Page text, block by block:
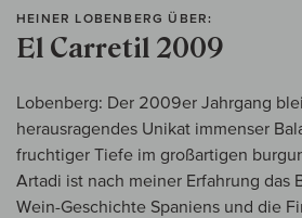
HEINER LOBENBERG ÜBER:
El Carretil 2009
Lobenberg: Der 2009er Jahrgang
herausragendes Unikat immenser
fruchtiger Tiefe im großartigen
Artadi ist nach meiner Erfahrung das
Wein-Geschichte Spaniens und die